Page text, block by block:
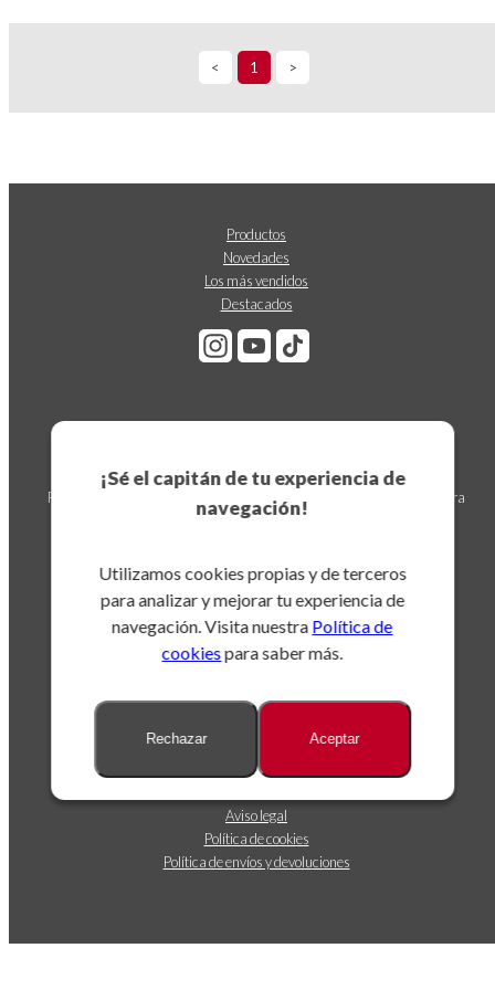
¡Sé el capitán de tu experiencia de
navegación!
Utilizamos cookies propias y de terceros
para analizar y mejorar tu experiencia de
navegación. Visita nuestra Política de
cookiespara saber más.
Rechazar Aceptar
< 1 >
Productos
Novedades
Los más vendidos
Destacados
Puedes darte de baja en cualquier momento. Para ello, consulta nuestra
información de contacto en el aviso legal.
Contáctanos
Aviso legal
Política de cookies
Política de envíos y devoluciones